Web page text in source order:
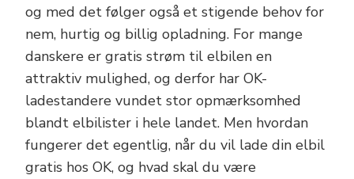
og med det følger også et stigende behov for
nem, hurtig og billig opladning. For mange
danskere er gratis strøm til elbilen en
attraktiv mulighed, og derfor har OK-
ladestandere vundet stor opmærksomhed
blandt elbilister i hele landet. Men hvordan
fungerer det egentlig, når du vil lade din elbil
gratis hos OK, og hvad skal du være